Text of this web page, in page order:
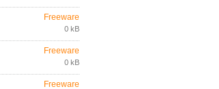
Freeware
0 kB
Freeware
0 kB
Freeware